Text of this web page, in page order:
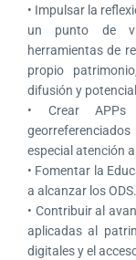
• Impulsar la
un punto de
herramientas de
propio
difusión y
• Crear APPs
especial atención
• Fomentar la
a alcanzar los ODS.
• Contribuir al
aplicadas al
digitales y el